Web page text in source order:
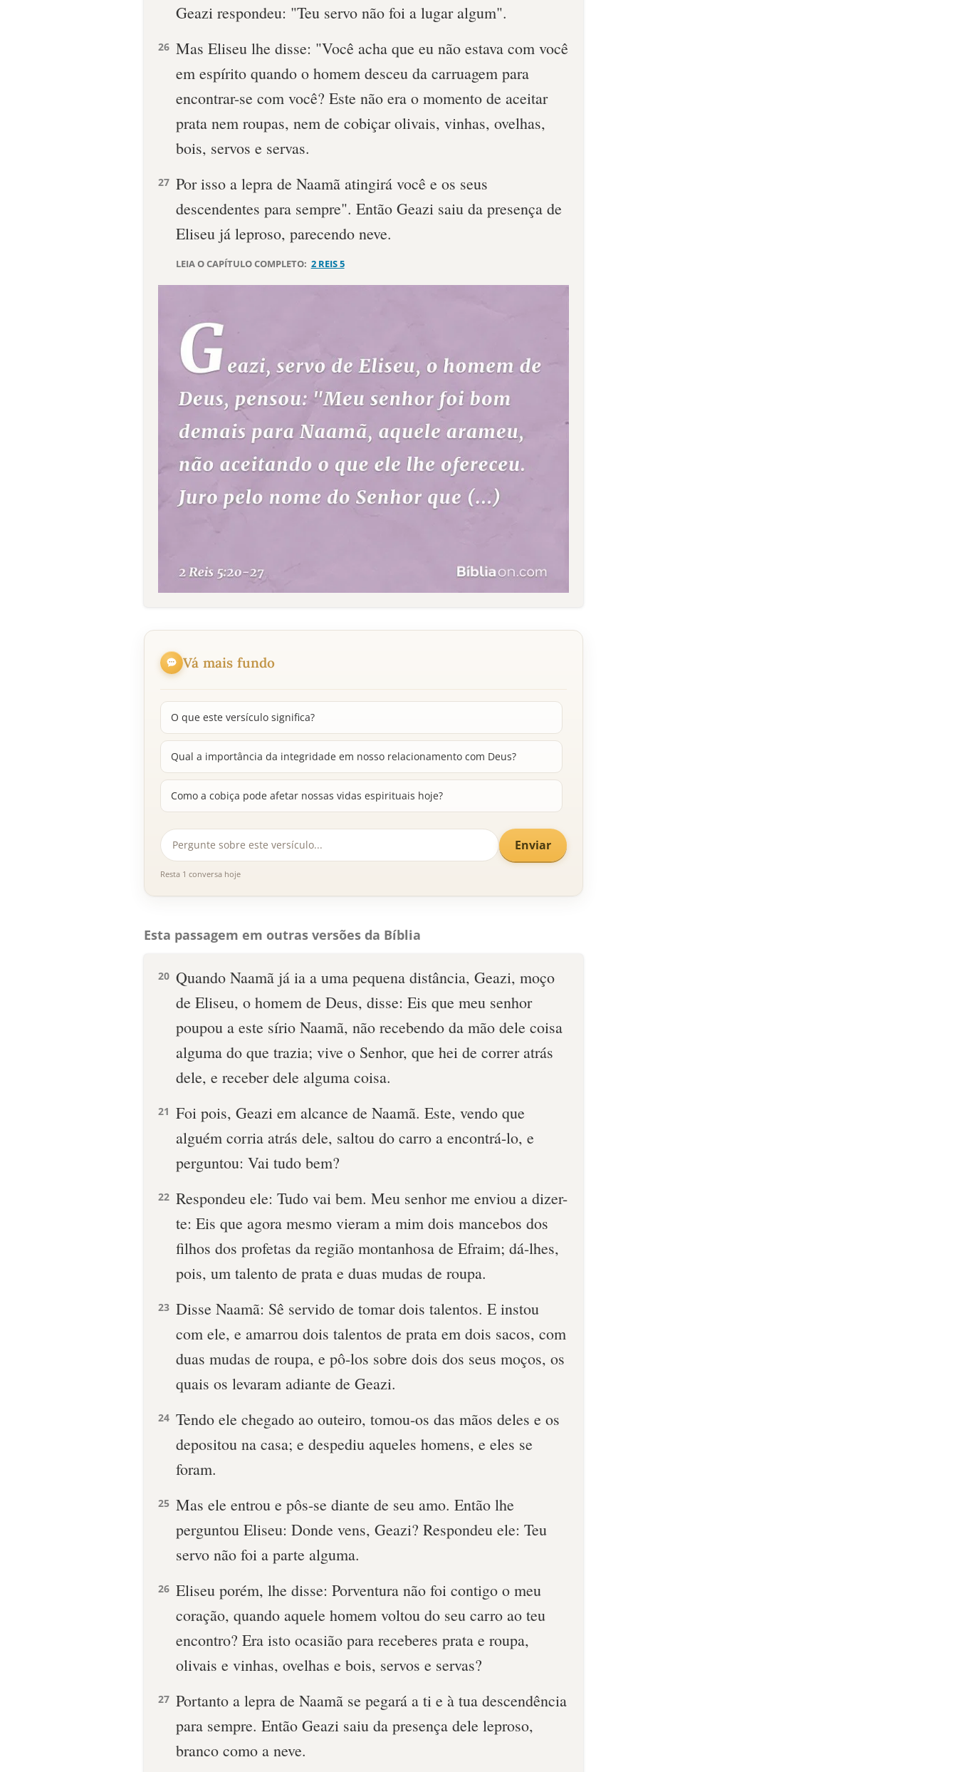
Geazi respondeu: "Teu servo não foi a lugar algum".
26 Mas Eliseu lhe disse: "Você acha que eu não estava com você
em espírito quando o homem desceu da carruagem para
encontrar-se com você? Este não era o momento de aceitar
prata nem roupas, nem de cobiçar olivais, vinhas, ovelhas,
bois, servos e servas.
27 Por isso a lepra de Naamã atingirá você e os seus
descendentes para sempre". Então Geazi saiu da presença de
Eliseu já leproso, parecendo neve.
LEIA O CAPÍTULO COMPLETO: 2 REIS 5
Vá mais fundo
O que este versículo significa?
Qual a importância da integridade em nosso relacionamento com Deus?
Como a cobiça pode afetar nossas vidas espirituais hoje?
Enviar
Resta 1 conversa hoje
Esta passagem em outras versões da Bíblia
20 Quando Naamã já ia a uma pequena distância, Geazi, moço
de Eliseu, o homem de Deus, disse: Eis que meu senhor
poupou a este sírio Naamã, não recebendo da mão dele coisa
alguma do que trazia; vive o Senhor, que hei de correr atrás
dele, e receber dele alguma coisa.
21 Foi pois, Geazi em alcance de Naamã. Este, vendo que
alguém corria atrás dele, saltou do carro a encontrá-lo, e
perguntou: Vai tudo bem?
22 Respondeu ele: Tudo vai bem. Meu senhor me enviou a dizer-
te: Eis que agora mesmo vieram a mim dois mancebos dos
filhos dos profetas da região montanhosa de Efraim; dá-lhes,
pois, um talento de prata e duas mudas de roupa.
23 Disse Naamã: Sê servido de tomar dois talentos. E instou
com ele, e amarrou dois talentos de prata em dois sacos, com
duas mudas de roupa, e pô-los sobre dois dos seus moços, os
quais os levaram adiante de Geazi.
24 Tendo ele chegado ao outeiro, tomou-os das mãos deles e os
depositou na casa; e despediu aqueles homens, e eles se
foram.
25 Mas ele entrou e pôs-se diante de seu amo. Então lhe
perguntou Eliseu: Donde vens, Geazi? Respondeu ele: Teu
servo não foi a parte alguma.
26 Eliseu porém, lhe disse: Porventura não foi contigo o meu
coração, quando aquele homem voltou do seu carro ao teu
encontro? Era isto ocasião para receberes prata e roupa,
olivais e vinhas, ovelhas e bois, servos e servas?
27 Portanto a lepra de Naamã se pegará a ti e à tua descendência
para sempre. Então Geazi saiu da presença dele leproso,
branco como a neve.